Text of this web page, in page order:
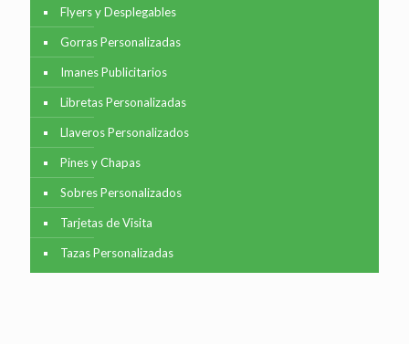
Flyers y Desplegables
Gorras Personalizadas
Imanes Publicitarios
Libretas Personalizadas
Llaveros Personalizados
Pines y Chapas
Sobres Personalizados
Tarjetas de Visita
Tazas Personalizadas